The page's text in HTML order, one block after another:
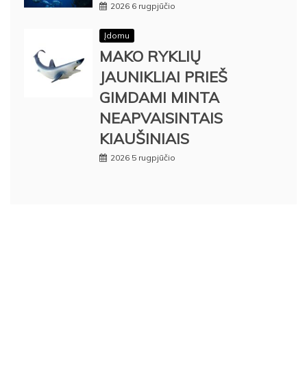
2026 6 rugpjūčio
Įdomu
MAKO RYKLIŲ
JAUNIKLIAI PRIEŠ
GIMDAMI MINTA
NEAPVAISINTAIS
KIAUŠINIAIS
2026 5 rugpjūčio